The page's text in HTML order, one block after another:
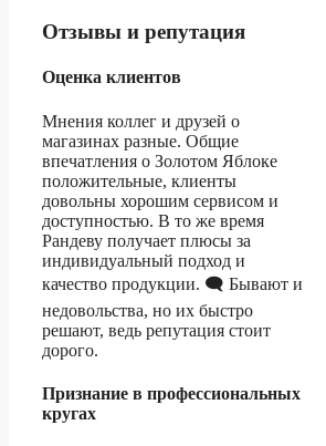
Отзывы и репутация
Оценка клиентов
Мнения коллег и друзей о
магазинах разные. Общие
впечатления о Золотом Яблоке
положительные, клиенты
довольны хорошим сервисом и
доступностью. В то же время
Рандеву получает плюсы за
индивидуальный подход и
качество продукции. 🗨️ Бывают и
недовольства, но их быстро
решают, ведь репутация стоит
дорого.
Признание в профессиональных
кругах